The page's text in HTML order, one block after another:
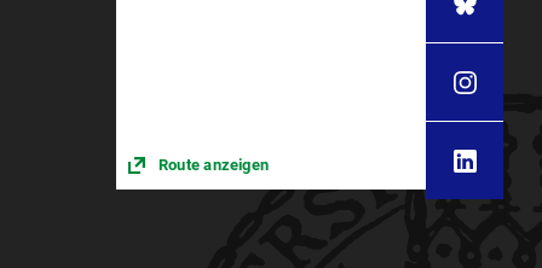
Route anzeigen